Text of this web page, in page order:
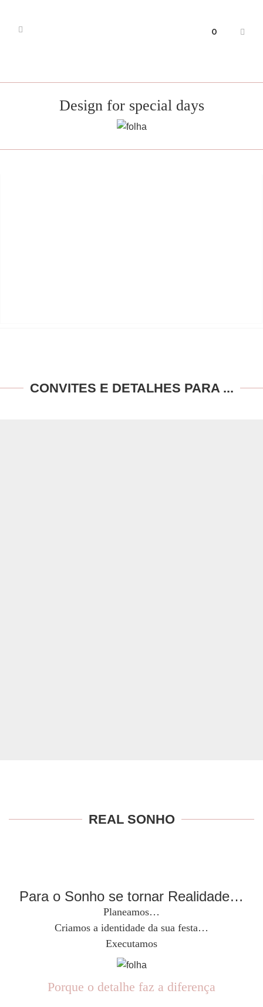
0
Design for special days
CONVITES E DETALHES PARA ...
REAL SONHO
Para o Sonho se tornar Realidade…
Planeamos…
Criamos a identidade da sua festa…
Executamos
Porque o detalhe faz a diferença